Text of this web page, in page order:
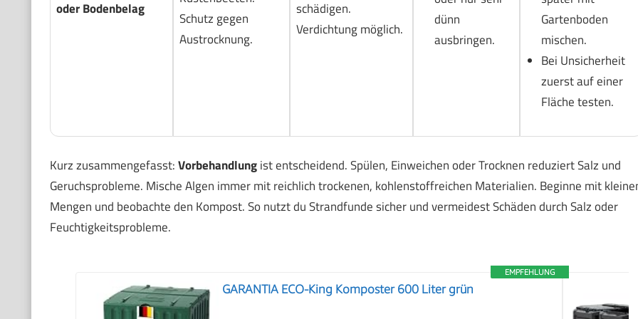
oder Bodenbelag
Schutz gegen
Austrocknung.
schädigen.
Verdichtung möglich.
dünn
ausbringen.
Gartenboden
mischen.
Bei Unsicherheit
zuerst auf einer
Fläche testen.
Kurz zusammengefasst:Vorbehandlungist entscheidend. Spülen, Einweichen oder Trocknen reduziert Salz und
Geruchsprobleme. Mische Algen immer mit reichlich trockenen, kohlenstoffreichen Materialien. Beginne mit
Mengen und beobachte den Kompost. So nutzt du Strandfunde sicher und vermeidest Schäden durch Salz oder
Feuchtigkeitsprobleme.
EMPFEHLUNG
GARANTIA ECO-King Komposter 600 Liter grün